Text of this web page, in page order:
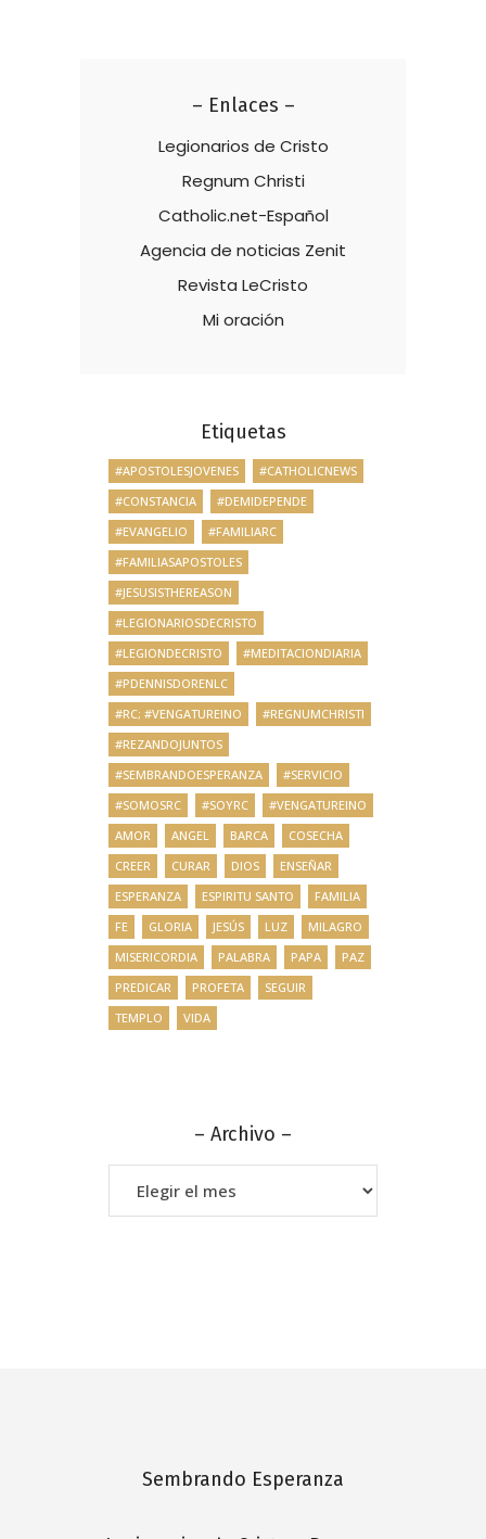
– Enlaces –
Legionarios de Cristo
Regnum Christi
Catholic.net-Español
Agencia de noticias Zenit
Revista LeCristo
Mi oración
Etiquetas
#APOSTOLESJOVENES
#CATHOLICNEWS
#CONSTANCIA
#DEMIDEPENDE
#EVANGELIO
#FAMILIARC
#FAMILIASAPOSTOLES
#JESUSISTHEREASON
#LEGIONARIOSDECRISTO
#LEGIONDECRISTO
#MEDITACIONDIARIA
#PDENNISDORENLC
#RC; #VENGATUREINO
#REGNUMCHRISTI
#REZANDOJUNTOS
#SEMBRANDOESPERANZA
#SERVICIO
#SOMOSRC
#SOYRC
#VENGATUREINO
AMOR
ANGEL BARCA
COSECHA
CREER
CURAR DIOS
ENSEÑAR
ESPERANZA
ESPIRITU SANTO
FAMILIA
FE
GLORIA JESÚS LUZ
MILAGRO
MISERICORDIA
PALABRA PAPA
PAZ
PREDICAR
PROFETA
SEGUIR
TEMPLO
VIDA
– Archivo –
–
Archivo
–
Sembrando Esperanza